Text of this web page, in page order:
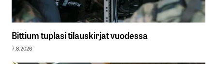
Bittium tuplasi tilauskirjat vuodessa
7.8.2026